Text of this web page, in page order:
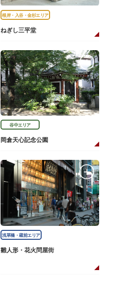
根岸・入谷・金杉エリア
ねぎし三平堂
谷中エリア
岡倉天心記念公園
浅草橋・蔵前エリア
雛人形・花火問屋街